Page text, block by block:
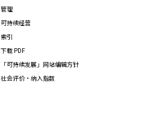
管理
可持续经营
索引
下载 PDF
「可持续发展」网站编辑方针
社会评价·纳入指数